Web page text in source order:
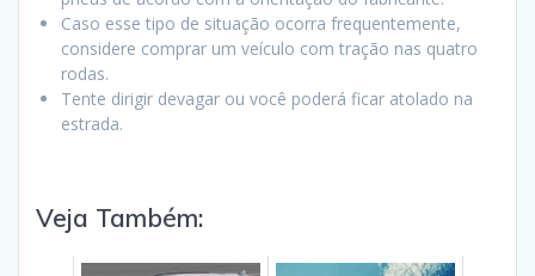
Caso esse tipo de situação ocorra frequentemente,
considere comprar um veículo com tração nas quatro
rodas.
Tente dirigir devagar ou você poderá ficar atolado na
estrada.
Veja Também: